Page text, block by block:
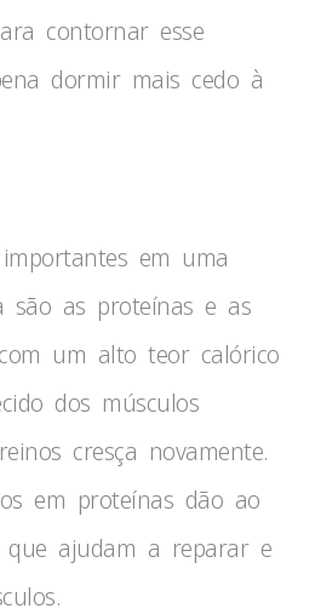
contornar esse
dormir mais cedo à
em uma
são as proteínas e as
um alto teor calórico
dos músculos
cresça novamente.
em proteínas dão ao
que ajudam a reparar e